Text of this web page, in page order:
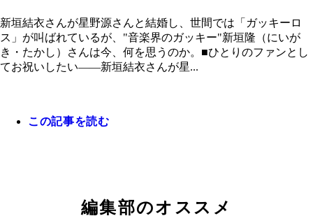
新垣結衣さんが星野源さんと結婚し、世間では「ガッキーロ
ス」が叫ばれているが、"音楽界のガッキー"新垣隆（にいが
き・たかし）さんは今、何を思うのか。■ひとりのファンとし
てお祝いしたい――新垣結衣さんが星...
この記事を読む
編集部のオススメ